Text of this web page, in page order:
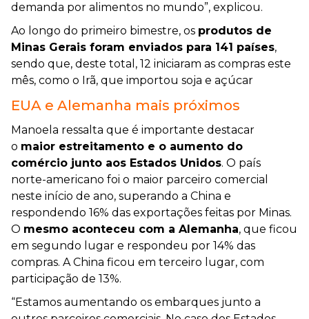
demanda por alimentos no mundo”, explicou.
Ao longo do primeiro bimestre, os produtos de
Minas Gerais foram enviados para 141 países,
sendo que, deste total, 12 iniciaram as compras este
mês, como o Irã, que importou soja e açúcar
EUA e Alemanha mais próximos
Manoela ressalta que é importante destacar
o maior estreitamento e o aumento do
comércio junto aos Estados Unidos. O país
norte-americano foi o maior parceiro comercial
neste início de ano, superando a China e
respondendo 16% das exportações feitas por Minas.
O mesmo aconteceu com a Alemanha, que ficou
em segundo lugar e respondeu por 14% das
compras. A China ficou em terceiro lugar, com
participação de 13%.
“Estamos aumentando os embarques junto a